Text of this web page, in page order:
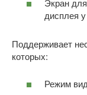
Экран
дисплея
Поддерживает
которых:
Режим